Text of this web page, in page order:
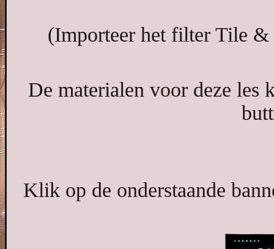
(Importeer het filter Tile
De materialen voor deze les
Klik op de onderstaande